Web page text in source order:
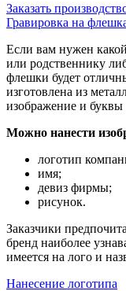
Заказать
Гравировка на
Если вам нужен
или родственнику
флешки будет
изготовлена из
изображение и
Можно нанести
логотип
имя;
девиз фирмы;
рисунок.
Заказчики
бренд наиболее
имеется на лого и
Нанесение логотипа